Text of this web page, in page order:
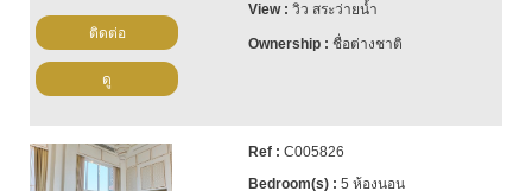
วิว สระว่ายน้ำ
ชื่อต่างชาติ
ติดต่อ
ดู
C005826
5 ห้องนอน